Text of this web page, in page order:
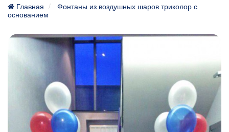
Главная
Фонтаны из воздушных шаров триколор с
основанием